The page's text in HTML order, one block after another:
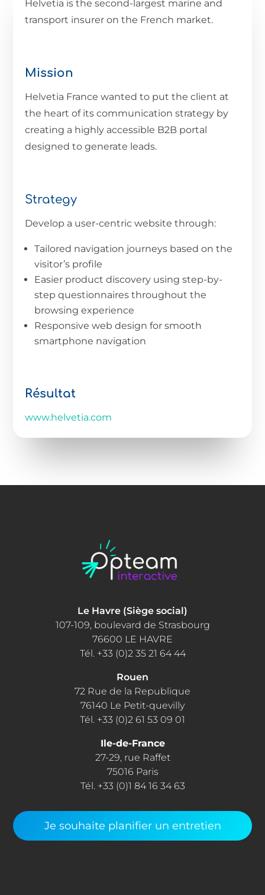
Helvetia is the second-largest marine and
transport insurer on the French market.
Mission
Helvetia France wanted to put the client at
the heart of its communication strategy by
creating a highly accessible B2B portal
designed to generate leads.
Strategy
Develop a user-centric website through:
Tailored navigation journeys based on the
visitor’s profile
Easier product discovery using step-by-
step questionnaires throughout the
browsing experience
Responsive web design for smooth
smartphone navigation
Résultat
www.helvetia.com
Le Havre (Siège social)
107-109, boulevard de Strasbourg
76600 LE HAVRE
Tél. +33 (0)2 35 21 64 44
Rouen
72 Rue de la Republique
76140 Le Petit-quevilly
Tél. +33 (0)2 61 53 09 01
Ile-de-France
27-29, rue Raffet
75016 Paris
Tél. +33 (0)1 84 16 34 63
Je souhaite planifier un entretien